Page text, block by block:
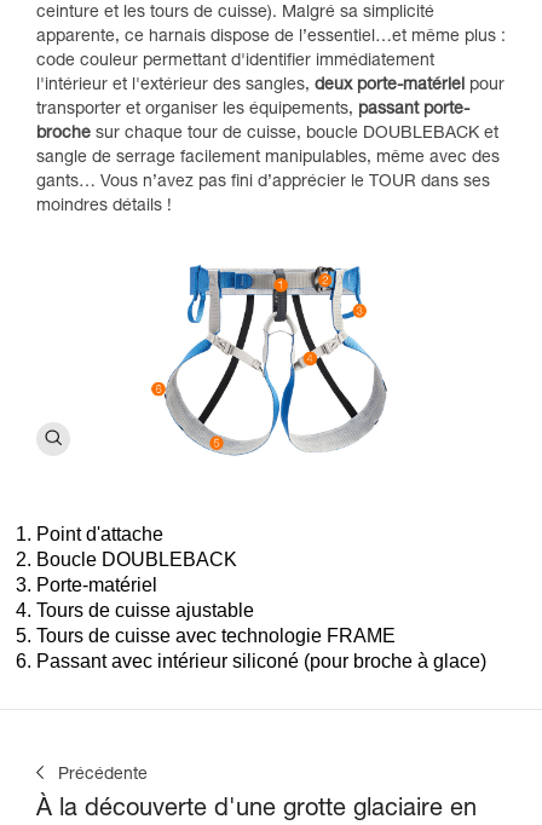
ceinture et les tours de cuisse). Malgré sa simplicité
apparente, ce harnais dispose de l’essentiel…et même plus :
code couleur permettant d'identifier immédiatement
l'intérieur et l'extérieur des sangles, deux porte-matériel pour
transporter et organiser les équipements, passant porte-
broche sur chaque tour de cuisse, boucle DOUBLEBACK et
sangle de serrage facilement manipulables, même avec des
gants… Vous n’avez pas fini d’apprécier le TOUR dans ses
moindres détails !
Point d'attache
Boucle DOUBLEBACK
Porte-matériel
Tours de cuisse ajustable
Tours de cuisse avec technologie FRAME
Passant avec intérieur siliconé (pour broche à glace)
Précédente
À la découverte d'une grotte glaciaire en